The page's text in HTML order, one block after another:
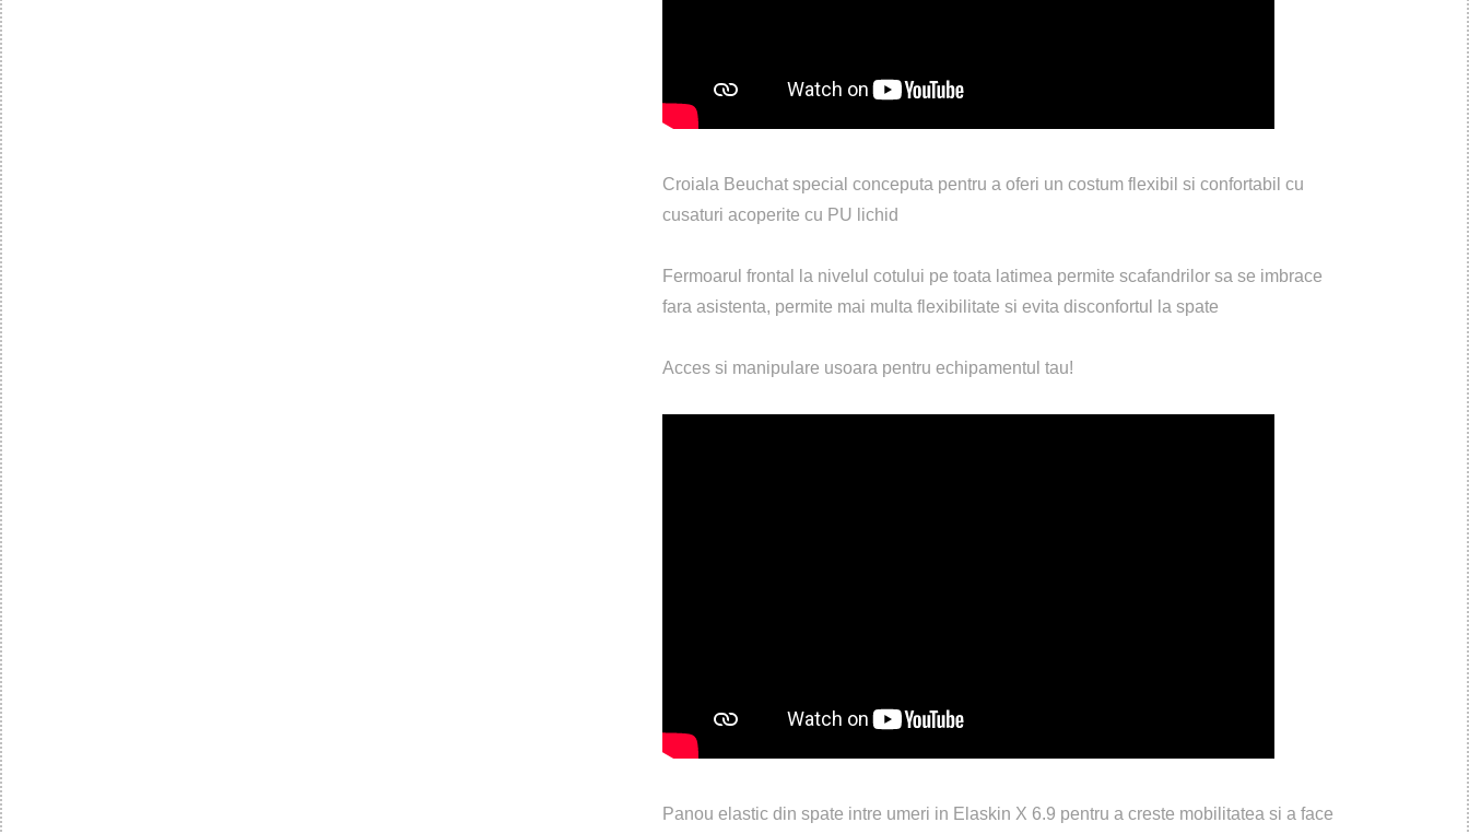
Croiala Beuchat special conceputa pentru a oferi un costum flexibil si confortabil cu
cusaturi acoperite cu PU lichid
Fermoarul frontal la nivelul cotului pe toata latimea permite scafandrilor sa se imbrace
fara asistenta, permite mai multa flexibilitate si evita disconfortul la spate
Acces si manipulare usoara pentru echipamentul tau!
Panou elastic din spate intre umeri in Elaskin X 6.9 pentru a creste mobilitatea si a face